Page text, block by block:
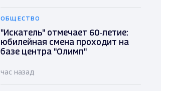
ОБЩЕСТВО
"Искатель" отмечает 60‑летие:
юбилейная смена проходит на
базе центра "Олимп"
час назад